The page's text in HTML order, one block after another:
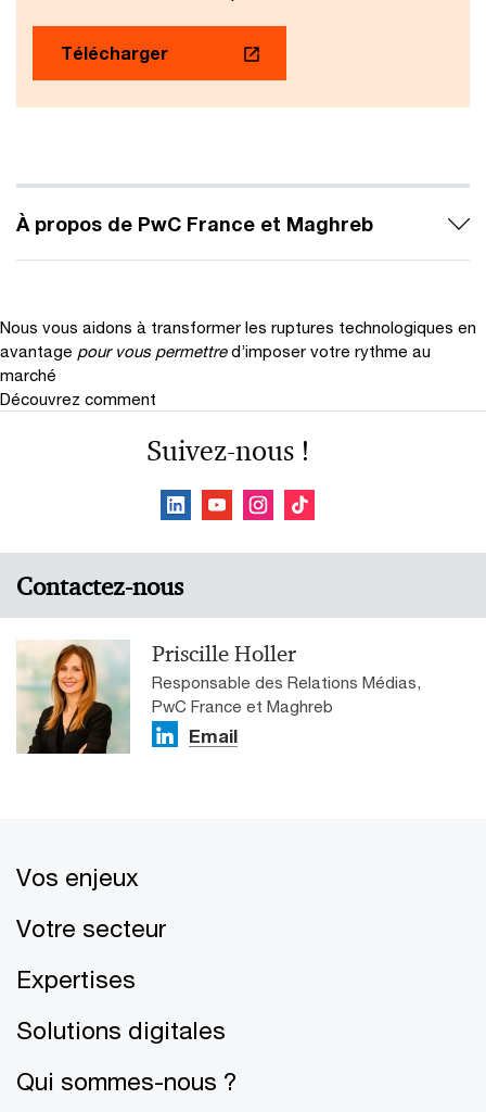
Télécharger
À propos de PwC France et Maghreb
Nous vous aidons à transformer les ruptures technologiques en
avantage pour vous permettre d’imposer votre rythme au
marché
Découvrez comment
Suivez-nous !
Contactez-nous
Priscille Holler
Responsable des Relations Médias,
PwC France et Maghreb
Email
Vos enjeux
Votre secteur
Expertises
Solutions digitales
Qui sommes-nous ?